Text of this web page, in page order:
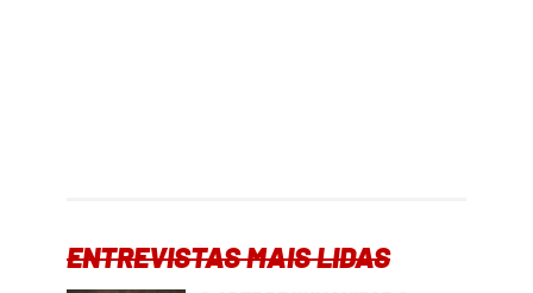
ENTREVISTAS MAIS LIDAS